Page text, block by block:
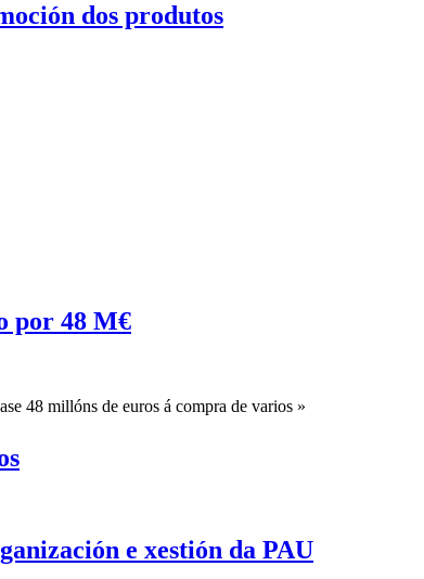
dos produtos
por 48 M€
48 millóns de euros á compra de varios »
e xestión da PAU